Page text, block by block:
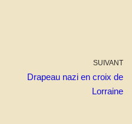
SUIVANT
Drapeau nazi en croix de
Lorraine